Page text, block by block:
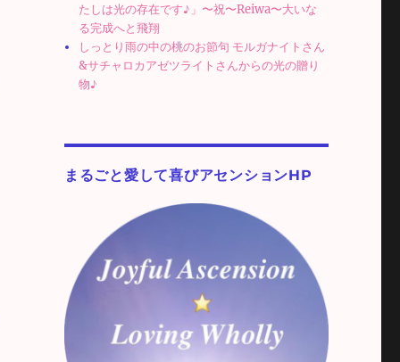
たしは光の存在です♪」〜祝〜Reiwa〜大いな
る完成へと飛翔
しっとり雨の中の桃のお節句 モルガナイトさん
&サチャロカアゼツライトさんからの光の贈り
物♪
まるごと愛して喜びアセンションHP